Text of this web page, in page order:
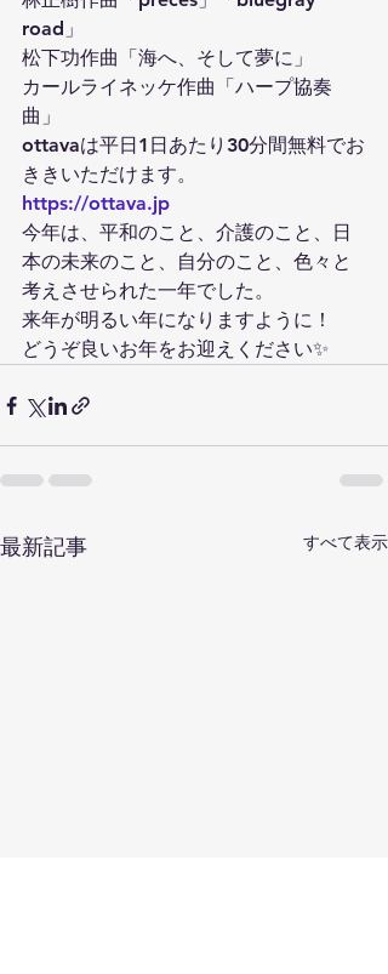
road」
松下功作曲「海へ、そして夢に」
カールライネッケ作曲「ハープ協奏
曲」
ottavaは平日1日あたり30分間無料でお
ききいただけます。
https://ottava.jp
今年は、平和のこと、介護のこと、日
本の未来のこと、自分のこと、色々と
考えさせられた一年でした。
来年が明るい年になりますように！
どうぞ良いお年をお迎えください✨
最新記事 すべて表示